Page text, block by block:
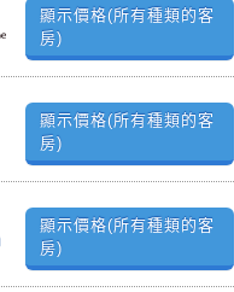
顯示價格(所有種類的客
房)
顯示價格(所有種類的客
房)
顯示價格(所有種類的客
房)